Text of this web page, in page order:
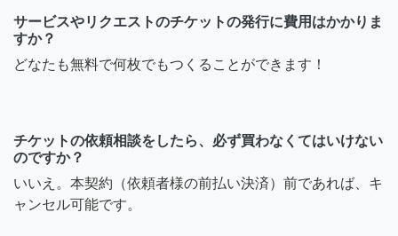
サービスやリクエストのチケットの発行に費用はかかりま
すか？
どなたも無料で何枚でもつくることができます！
チケットの依頼相談をしたら、必ず買わなくてはいけない
のですか？
いいえ。本契約（依頼者様の前払い決済）前であれば、キ
ャンセル可能です。